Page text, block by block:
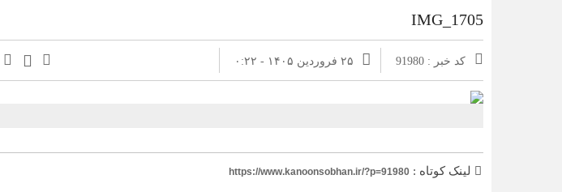
IMG_1705
کد خبر : 91980 ۲۵ فروردین ۱۴۰۵ - ۰:۲۲
لینک کوتاه : https://www.kanoonsobhan.ir/?p=91980